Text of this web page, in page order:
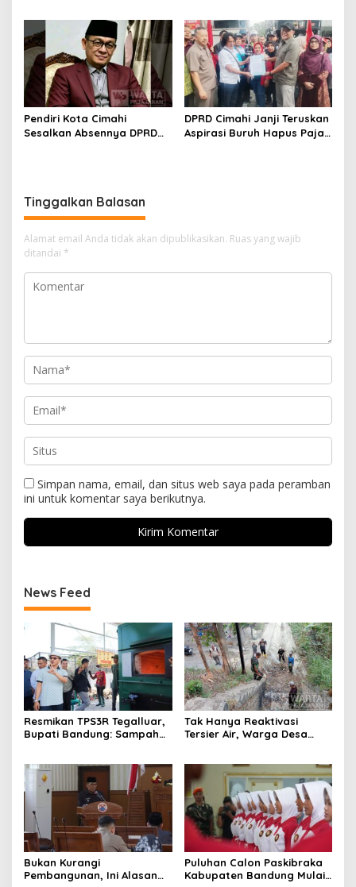
Legitimasi Parpol
Siap Tampung Dua Ribu
Siswa
Pendiri Kota Cimahi
Sesalkan Absennya DPRD
DPRD Cimahi Janji Teruskan
Aspirasi Buruh Hapus Pajak
Tinggalkan Balasan
Alamat email Anda tidak akan dipublikasikan. Ruas yang wajib
ditandai *
Simpan nama, email, dan situs web saya pada peramban
ini untuk komentar saya berikutnya.
News Feed
Resmikan TPS3R Tegalluar,
Bupati Bandung: Sampah
Tak Hanya Reaktivasi
Tersier Air, Warga Desa
Bukan Kurangi
Pembangunan, Ini Alasan
Puluhan Calon Paskibraka
Kabupaten Bandung Mulai